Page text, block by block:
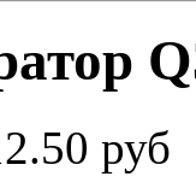
руб